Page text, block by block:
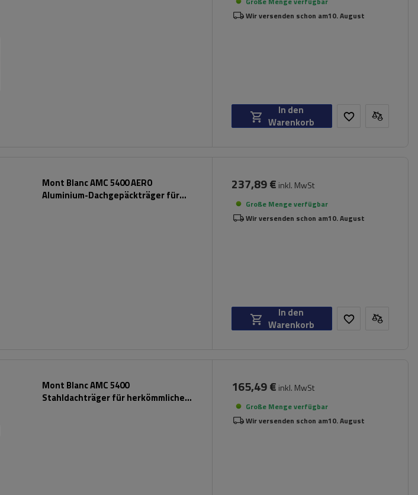
Wir versenden schon am10. August
In den
Warenkorb
Mont Blanc AMC 5400 AERO
Aluminium-Dachgepäckträger für
237,89 € inkl. MwSt
Große Menge verfügbar
Wir versenden schon am10. August
In den
Warenkorb
Mont Blanc AMC 5400
Stahldachträger für herkömmliche
165,49 € inkl. MwSt
Große Menge verfügbar
Wir versenden schon am10. August